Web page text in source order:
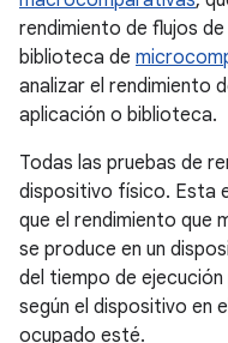
rendimiento de flujos
biblioteca de
analizar el rendimiento
aplicación o biblioteca.
Todas las pruebas de
dispositivo físico. Esta
que el rendimiento que
se produce en un
del tiempo de
según el dispositivo en
ocupado esté.